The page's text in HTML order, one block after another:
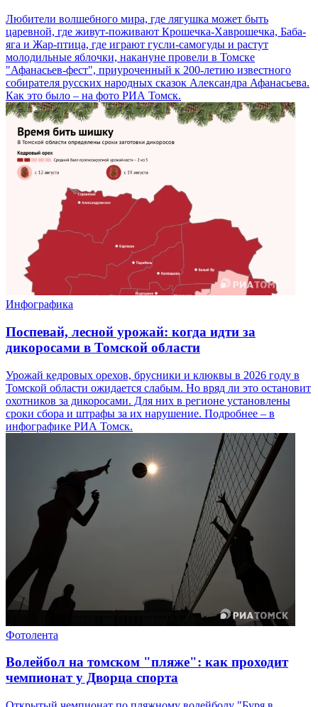
Любители волшебного мира, где лягушка может быть
царевной, где живут-поживают Крошечка-Хаврошечка, Баба-
яга и Жар-птица, где играют гусли-самогуды и растут
молодильные яблочки, накануне провели в Томске
"Афанасьев-фест", приуроченный к 200-летию известного
собирателя русских народных сказок Александра Афанасьева.
Как это было – на фото РИА Томск.
Инфографика
Поспевай, лесной урожай: когда идти за
дикоросами в Томской области
Урожай кедровых орехов, брусники и клюквы в 2026 году в
Томской области ожидается слабым. Но вряд ли это остановит
охотников за дикоросами. Для них в регионе установлены
сроки сбора и штрафы за их нарушение. Подробнее – в
инфографике РИА Томск.
Фотолента
Волейбол на томском "пляже": как проходит
чемпионат у Дворца спорта